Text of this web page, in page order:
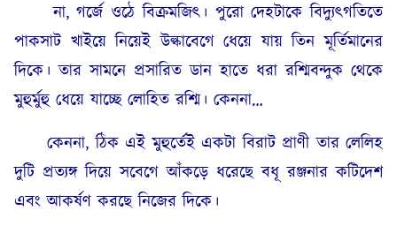
না, গর্জে ওঠে বিক্ৰমজিৎ। পুরো দেহটাকে বিদ্যুৎগতিতে
পাকসাট খাইয়ে নিয়েই উল্কাবেগে ধেয়ে যায় তিন মূর্তিমানের
দিকে। তার সামনে প্রসারিত ডান হাতে ধরা রশ্মিবন্দুক থেকে
মুহুর্মুহু ধেয়ে যাচ্ছে লোহিত রশ্মি। কেননা…
কেননা, ঠিক এই মুহুর্তেই একটা বিরাট প্রাণী তার লেলিহ
দুটি প্রত্যঙ্গ দিয়ে সবেগে আঁকড়ে ধরেছে বধূ রঞ্জনার কটিদেশ
এবং আকর্ষণ করছে নিজের দিকে।